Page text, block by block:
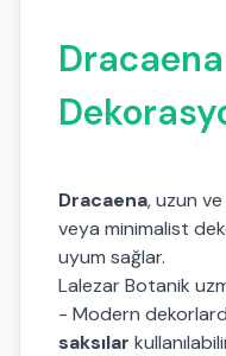
Dracaena, uzun
veya minimalist
uyum sağlar.
Lalezar Botanik
- Modern
saksılar